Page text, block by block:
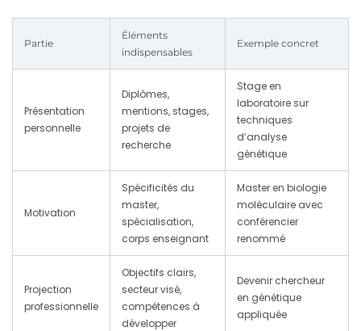
Partie
Éléments
indispensables
Exemple concret
Présentation
personnelle
Diplômes,
mentions, stages,
projets de
recherche
Stage en
laboratoire sur
techniques
d’analyse
génétique
Motivation
Spécificités du
master,
spécialisation,
corps enseignant
Master en biologie
moléculaire avec
conférencier
renommé
Projection
professionnelle
Objectifs clairs,
secteur visé,
compétences à
développer
Devenir chercheur
en génétique
appliquée